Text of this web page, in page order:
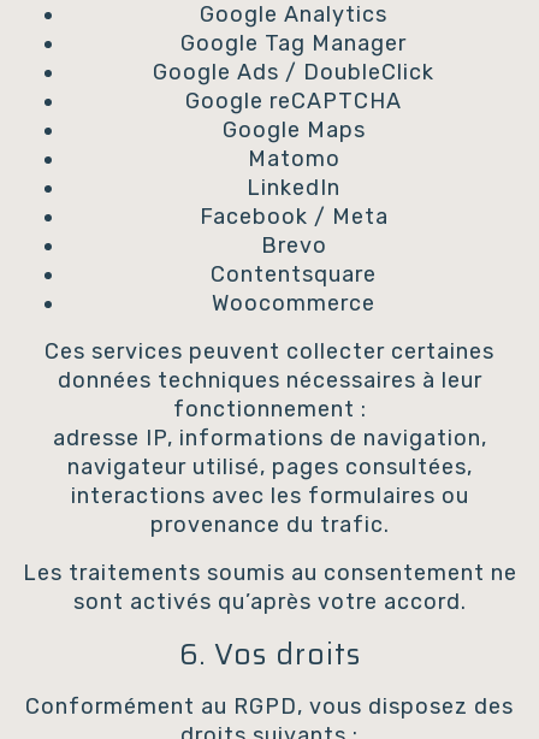
Google Analytics
Google Tag Manager
Google Ads / DoubleClick
Google reCAPTCHA
Google Maps
Matomo
LinkedIn
Facebook / Meta
Brevo
Contentsquare
Woocommerce
Ces services peuvent collecter certaines
données techniques nécessaires à leur
fonctionnement :
adresse IP, informations de navigation,
navigateur utilisé, pages consultées,
interactions avec les formulaires ou
provenance du trafic.
Les traitements soumis au consentement ne
sont activés qu’après votre accord.
6. Vos droits
Conformément au RGPD, vous disposez des